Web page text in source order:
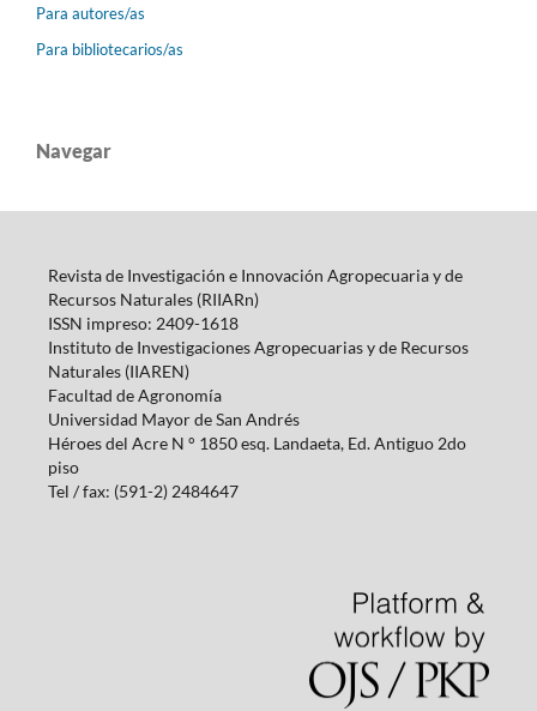
Para autores/as
Para bibliotecarios/as
Navegar
Revista de Investigación e Innovación Agropecuaria y de
Recursos Naturales (RIIARn)
ISSN impreso: 2409-1618
Instituto de Investigaciones Agropecuarias y de Recursos
Naturales (IIAREN)
Facultad de Agronomía
Universidad Mayor de San Andrés
Héroes del Acre N ° 1850 esq. Landaeta, Ed.Antiguo 2do
piso
Tel / fax: (591-2) 2484647